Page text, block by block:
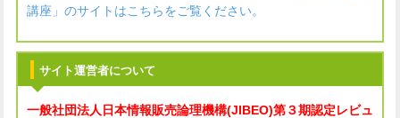
講座」のサイトはこちらをご覧ください。
サイト運営者について
一般社団法人 日本情報販売論理機構(JIBEO)第３期認定レビュ